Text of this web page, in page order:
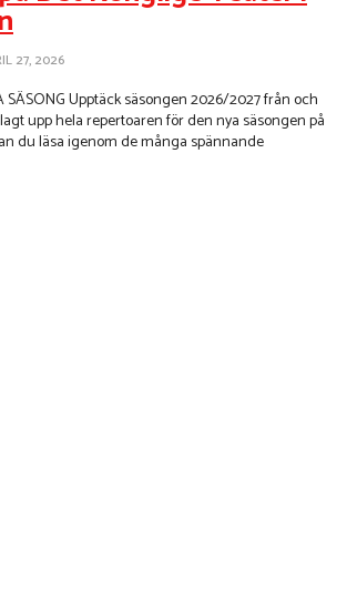
27, 2026
SÄSONG Upptäck säsongen 2026/2027 från och
du läsa igenom de många spännande